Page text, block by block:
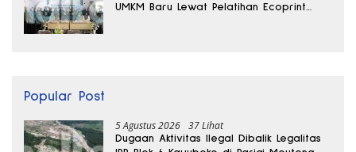
UMKM Baru Lewat Pelatihan Ecoprint
Popular Post
5 Agustus 2026 37 Lihat
Dugaan Aktivitas Ilegal Dibalik Legalitas